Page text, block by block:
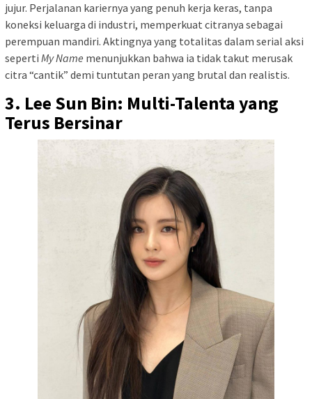
jujur. Perjalanan kariernya yang penuh kerja keras, tanpa
koneksi keluarga di industri, memperkuat citranya sebagai
perempuan mandiri. Aktingnya yang totalitas dalam serial aksi
seperti My Name menunjukkan bahwa ia tidak takut merusak
citra “cantik” demi tuntutan peran yang brutal dan realistis.
3. Lee Sun Bin: Multi-Talenta yang
Terus Bersinar